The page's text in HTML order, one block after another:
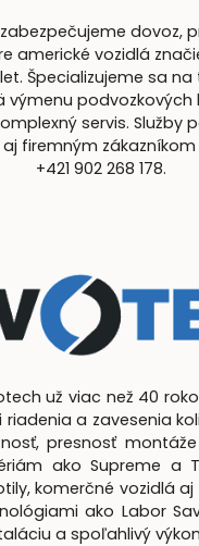
dovoz,
americké vozidlá
Špecializujeme sa
výmenu
servis. Služby
firemným
+421 902 268 178.
už viac než 40
a zavesenia
presnosť
ako Supreme a
komerčné vozidlá aj
ako Labor
a spoľahlivý